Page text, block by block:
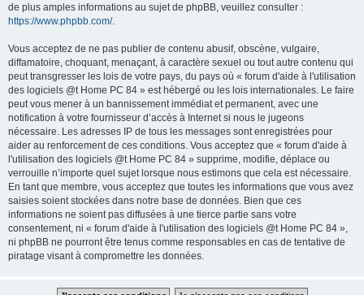
de plus amples informations au sujet de phpBB, veuillez consulter :
https://www.phpbb.com/.
Vous acceptez de ne pas publier de contenu abusif, obscène, vulgaire,
diffamatoire, choquant, menaçant, à caractère sexuel ou tout autre contenu qui
peut transgresser les lois de votre pays, du pays où « forum d'aide à l'utilisation
des logiciels @t Home PC 84 » est hébergé ou les lois internationales. Le faire
peut vous mener à un bannissement immédiat et permanent, avec une
notification à votre fournisseur d’accès à Internet si nous le jugeons
nécessaire. Les adresses IP de tous les messages sont enregistrées pour
aider au renforcement de ces conditions. Vous acceptez que « forum d'aide à
l'utilisation des logiciels @t Home PC 84 » supprime, modifie, déplace ou
verrouille n’importe quel sujet lorsque nous estimons que cela est nécessaire.
En tant que membre, vous acceptez que toutes les informations que vous avez
saisies soient stockées dans notre base de données. Bien que ces
informations ne soient pas diffusées à une tierce partie sans votre
consentement, ni « forum d'aide à l'utilisation des logiciels @t Home PC 84 »,
ni phpBB ne pourront être tenus comme responsables en cas de tentative de
piratage visant à compromettre les données.